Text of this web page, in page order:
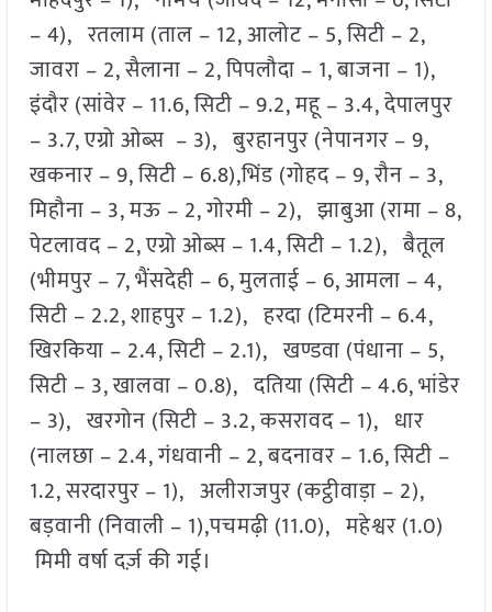
– 4), रतलाम (ताल – 12, आलोट – 5, सिटी – 2,
जावरा – 2, सैलाना – 2, पिपलौदा – 1, बाजना – 1),
इंदौर (सांवेर – 11.6, सिटी – 9.2, महू – 3.4, देपालपुर
– 3.7, एग्रो ओब्स – 3), बुरहानपुर (नेपानगर – 9,
खकनार – 9, सिटी – 6.8),भिंड (गोहद – 9, रौन – 3,
मिहौना – 3, मऊ – 2, गोरमी – 2), झाबुआ (रामा – 8,
पेटलावद – 2, एग्रो ओब्स – 1.4, सिटी – 1.2), बैतूल
(भीमपुर – 7, भैंसदेही – 6, मुलताई – 6, आमला – 4,
सिटी – 2.2, शाहपुर – 1.2), हरदा (टिमरनी – 6.4,
खिरकिया – 2.4, सिटी – 2.1), खण्डवा (पंधाना – 5,
सिटी – 3, खालवा – 0.8), दतिया (सिटी – 4.6, भांडेर
– 3), खरगोन (सिटी – 3.2, कसरावद – 1), धार
(नालछा – 2.4, गंधवानी – 2, बदनावर – 1.6, सिटी –
1.2, सरदारपुर – 1), अलीराजपुर (कट्ठीवाड़ा – 2),
बड़वानी (निवाली – 1),पचमढ़ी (11.0), महेश्वर (1.0)
मिमी वर्षा दर्ज़ की गई।